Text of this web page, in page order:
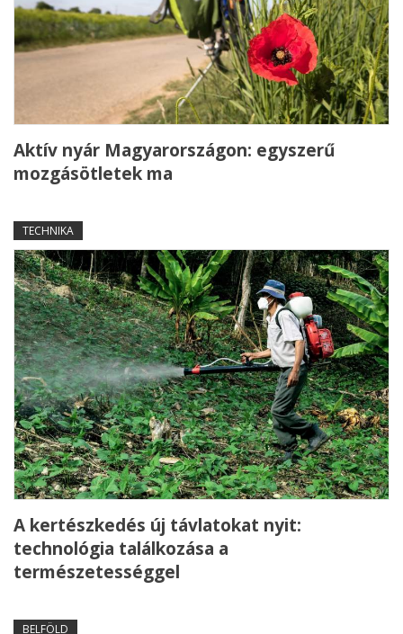
Aktív nyár Magyarországon: egyszerű
mozgásötletek ma
TECHNIKA
A kertészkedés új távlatokat nyit:
technológia találkozása a
természetességgel
BELFÖLD